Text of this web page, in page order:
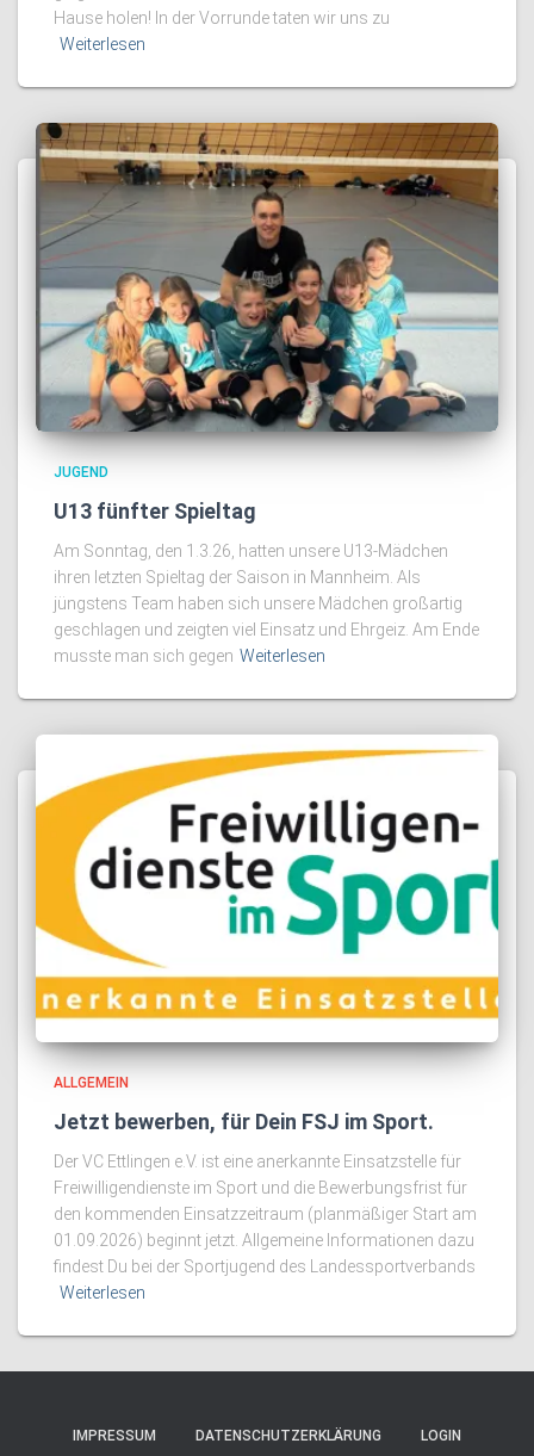
Hause holen! In der Vorrunde taten wir uns zu
Weiterlesen
JUGEND
U13 fünfter Spieltag
Am Sonntag, den 1.3.26, hatten unsere U13-Mädchen
ihren letzten Spieltag der Saison in Mannheim. Als
jüngstens Team haben sich unsere Mädchen großartig
geschlagen und zeigten viel Einsatz und Ehrgeiz. Am Ende
musste man sich gegen Weiterlesen
ALLGEMEIN
Jetzt bewerben, für Dein FSJ im Sport.
Der VC Ettlingen e.V. ist eine anerkannte Einsatzstelle für
Freiwilligendienste im Sport und die Bewerbungsfrist für
den kommenden Einsatzzeitraum (planmäßiger Start am
01.09.2026) beginnt jetzt. Allgemeine Informationen dazu
findest Du bei der Sportjugend des Landessportverbands
Weiterlesen
IMPRESSUM DATENSCHUTZERKLÄRUNG LOGIN